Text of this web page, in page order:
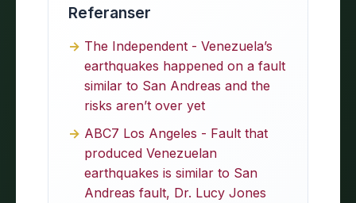
Referanser
The Independent - Venezuela’s
earthquakes happened on a fault
similar to San Andreas and the
risks aren’t over yet
ABC7 Los Angeles - Fault that
produced Venezuelan
earthquakes is similar to San
Andreas fault, Dr. Lucy Jones